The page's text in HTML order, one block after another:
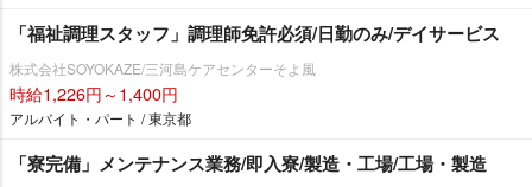
「福祉調理スタッフ」調理師免許必須/日勤のみ/デイサービス
株式会社SOYOKAZE/三河島ケアセンターそよ風
時給1,226円～1,400円
アルバイト・パート / 東京都
「寮完備」メンテナンス業務/即入寮/製造・工場/工場・製造